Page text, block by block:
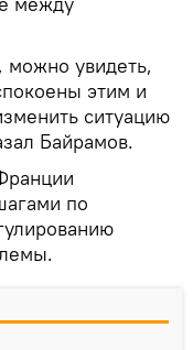
можно увидеть,
этим и
ситуацию
Байрамов.
по